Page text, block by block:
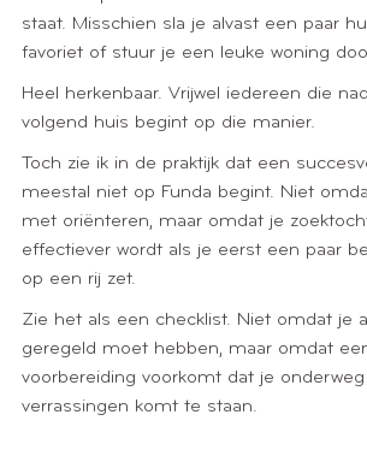
staat. Misschien sla je alvast een paar
favoriet of stuur je een leuke woning
Heel herkenbaar. Vrijwel iedereen die
volgend huis begint op die manier.
Toch zie ik in de praktijk dat een
meestal niet op Funda begint. Niet
met oriënteren, maar omdat je
effectiever wordt als je eerst een paar
op een rij zet.
Zie het als een checklist. Niet omdat je
geregeld moet hebben, maar omdat
voorbereiding voorkomt dat je
verrassingen komt te staan.